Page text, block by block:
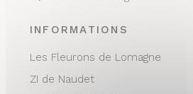
INFORMATIONS
Les Fleurons de Lomagne
ZI de Naudet